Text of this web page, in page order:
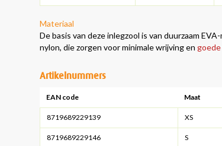
Materiaal
De basis van deze inlegzool is van duurzaam
nylon, die zorgen voor minimale wrijving en
Artikelnummers
EAN code Maat
8719689229139 XS
8719689229146 S